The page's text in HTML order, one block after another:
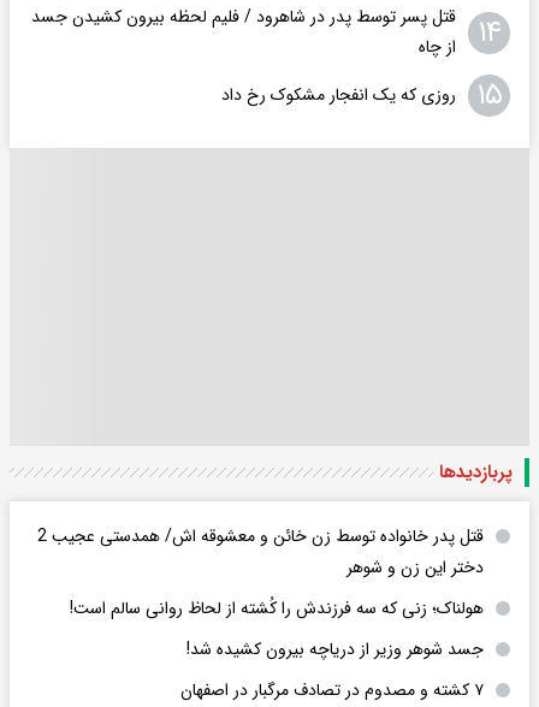
۱۴
قتل پسر توسط پدر در شاهرود / فلیم لحظه بیرون کشیدن جسد
از چاه
۱۵ روزی که یک انفجار مشکوک رخ داد
پربازدید‌ها
قتل پدر خانواده توسط زن خائن و معشوقه اش/ همدستی عجیب 2
دختر این زن و شوهر
هولناک؛ زنی که سه فرزندش را کُشته از لحاظ روانی سالم است!
جسد شوهر وزیر از دریاچه بیرون کشیده شد!
۷ کشته و مصدوم در تصادف مرگبار در اصفهان